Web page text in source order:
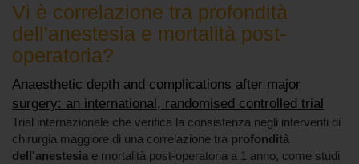
Vi è correlazione tra profondità
dell'anestesia e mortalità post-
operatoria?
Anaesthetic depth and complications after major
surgery: an international, randomised controlled trial
Trial internazionale che verifica la consistenza negli interventi di
chirurgia maggiore di una correlazione tra profondità
dell'anestesia e mortalità post-operatoria a 1 anno, come studi